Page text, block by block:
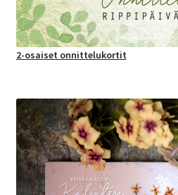
2-osaiset onnittelukortit